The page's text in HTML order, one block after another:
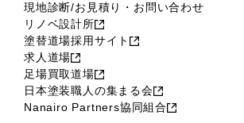
現地診断/お見積り・お問い合わせ
リノベ設計所
塗替道場採用サイト
求人道場
足場買取道場
日本塗装職人の集まる会
Nanairo Partners協同組合